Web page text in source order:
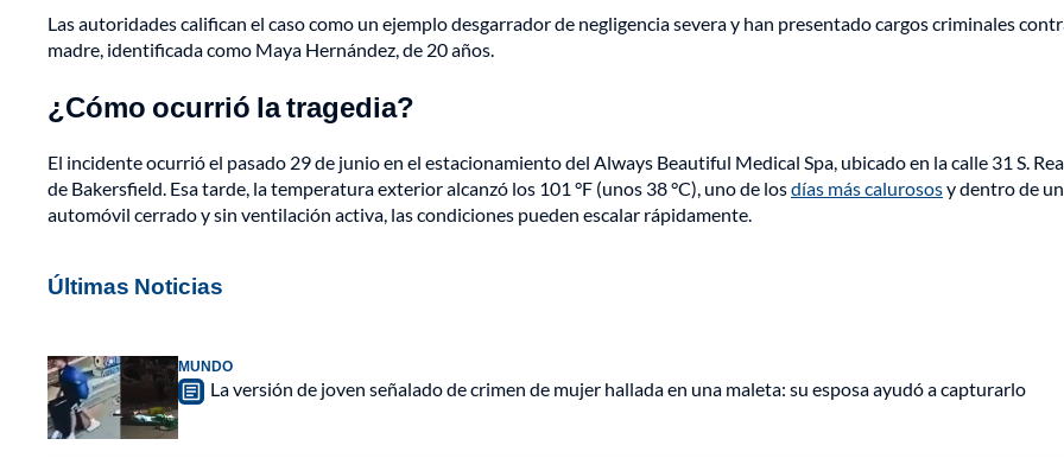
Las autoridades califican el caso como un ejemplo desgarrador de negligencia severa y han presentado cargos criminales
madre, identificada como Maya Hernández, de 20 años.
¿Cómo ocurrió la tragedia?
El incidente ocurrió el pasado 29 de junio en el estacionamiento del Always Beautiful Medical Spa, ubicado en la calle 31 S.
de Bakersfield. Esa tarde, la temperatura exterior alcanzó los 101 °F (unos 38 °C), uno de losdías más calurososy dentro de un
automóvil cerrado y sin ventilación activa, las condiciones pueden escalar rápidamente.
Últimas Noticias
MUNDO
La versión de joven señalado de crimen de mujer hallada en una maleta: su esposa ayudó a capturarlo